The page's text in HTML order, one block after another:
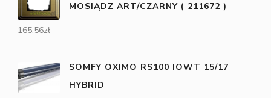
MOSIĄDZ ART/CZARNY ( 211672 )
165,56zł
SOMFY OXIMO RS100 IOWT 15/17
HYBRID